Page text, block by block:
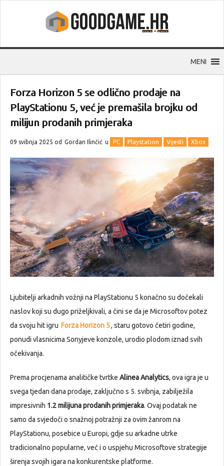
MENI
Forza Horizon 5 se odlično prodaje na
PlayStationu 5, već je premašila brojku od
milijun prodanih primjeraka
09 svibnja 2025 od Gordan Ilinčić u PC Playstation Vijesti Xbox
Ljubitelji arkadnih vožnji na PlayStationu 5 konačno su dočekali
naslov koji su dugo priželjkivali, a čini se da je Microsoftov potez
da svoju hit igru Forza Horizon 5, staru gotovo četiri godine,
ponudi vlasnicima Sonyjeve konzole, urodio plodom iznad svih
očekivanja.
Prema procjenama analitičke tvrtke Alinea Analytics, ova igra je u
svega tjedan dana prodaje, zaključno s 5. svibnja, zabilježila
impresivnih 1.2 milijuna prodanih primjeraka. Ovaj podatak ne
samo da svjedoči o snažnoj potražnji za ovim žanrom na
PlayStationu, posebice u Europi, gdje su arkadne utrke
tradicionalno popularne, već i o uspjehu Microsoftove strategije
širenja svojih igara na konkurentske platforme.